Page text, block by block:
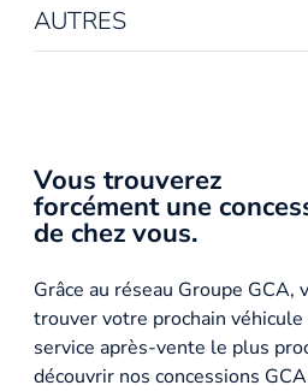
AUTRES
Vous trouverez
forcément une
de chez vous.
Grâce au réseau Groupe GCA,
trouver votre prochain
service après-vente le plus
découvrir nos concessions GCA